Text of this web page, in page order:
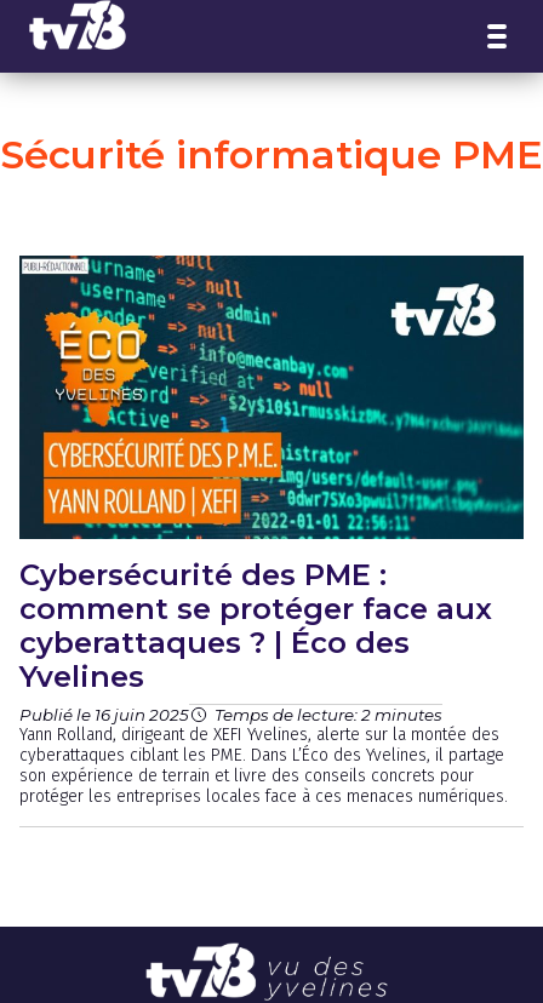
Sécurité informatique PME
Cybersécurité des PME :
comment se protéger face aux
cyberattaques ? | Éco des
Yvelines
Publié le 16 juin 2025 Temps de lecture: 2 minutes
Yann Rolland, dirigeant de XEFI Yvelines, alerte sur la montée des
cyberattaques ciblant les PME. Dans L’Éco des Yvelines, il partage
son expérience de terrain et livre des conseils concrets pour
protéger les entreprises locales face à ces menaces numériques.
Panneau de gestion des cookies